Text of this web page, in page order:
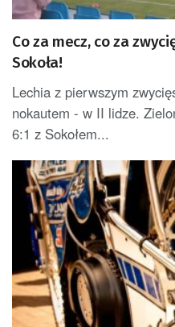
Co za mecz, co za
Sokoła!
Lechia z pierwszym
nokautem - w II lidze.
6:1 z Sokołem...